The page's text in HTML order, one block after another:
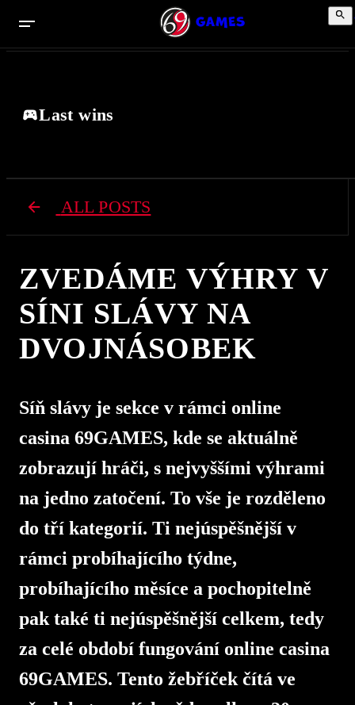
Last wins
ALL POSTS
ZVEDÁME VÝHRY V
SÍNI SLÁVY NA
DVOJNÁSOBEK
Síň slávy je sekce v rámci online
casina 69GAMES, kde se aktuálně
zobrazují hráči, s nejvyššími výhrami
na jedno zatočení. To vše je rozděleno
do tří kategorií. Ti nejúspěšnější v
rámci probíhajícího týdne,
probíhajícího měsíce a pochopitelně
pak také ti nejúspěšnější celkem, tedy
za celé období fungování online casina
69GAMES. Tento žebříček čítá ve